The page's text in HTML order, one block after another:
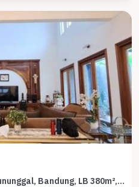
Rumah Elite di Kawasan Batununggal, Bandung, LB 380m², Harga 6,9 Miliar